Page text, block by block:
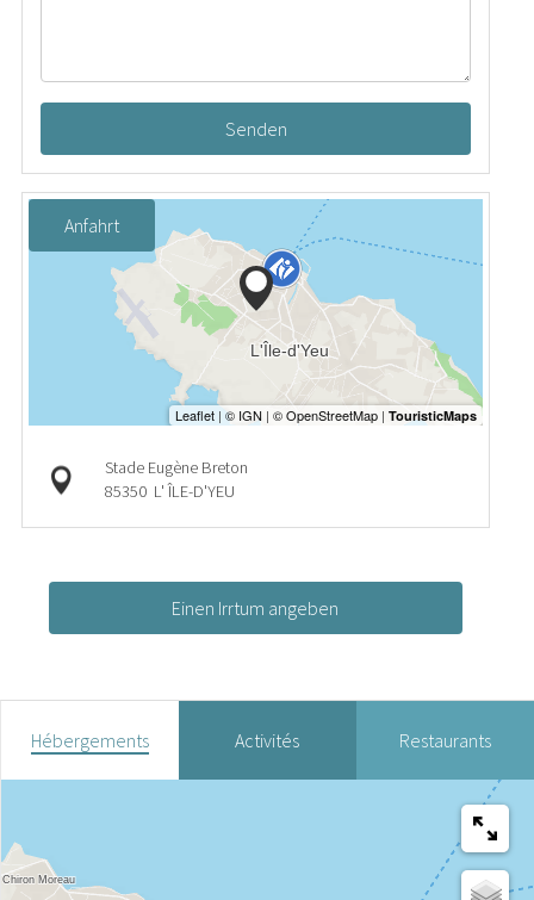
Senden
Anfahrt
Stade Eugène Breton
85350 L' ÎLE-D'YEU
Einen Irrtum angeben
Hébergements Activités Restaurants